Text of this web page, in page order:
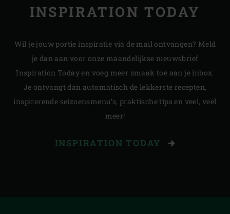
INSPIRATION TODAY
Wil je jouw portie inspiratie via de mail ontvangen? Meld
je dan aan voor onze maandelijkse nieuwsbrief
Inspiration Today en voeg meer smaak toe aan je inbox.
Je ontvangt dan automatisch de lekkerste recepten,
inspirerende seizoensmenu’s, praktische tips en veel, veel
meer!
INSPIRATION TODAY